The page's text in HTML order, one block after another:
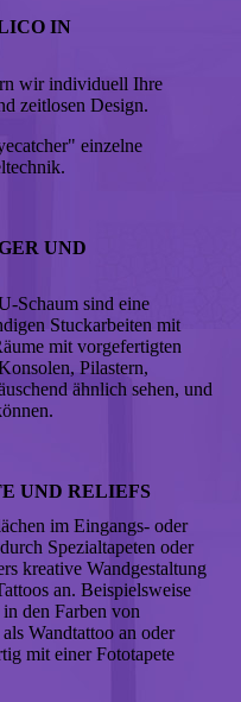
IN
wir individuell Ihre
zeitlosen Design.
einzelne
UND
Schaum sind eine
Stuckarbeiten mit
mit vorgefertigten
Pilastern,
ähnlich sehen, und
UND RELIEFS
im Eingangs- oder
Spezialtapeten oder
kreative Wandgestaltung
an. Beispielsweise
den Farben von
Wandtattoo an oder
mit einer Fototapete